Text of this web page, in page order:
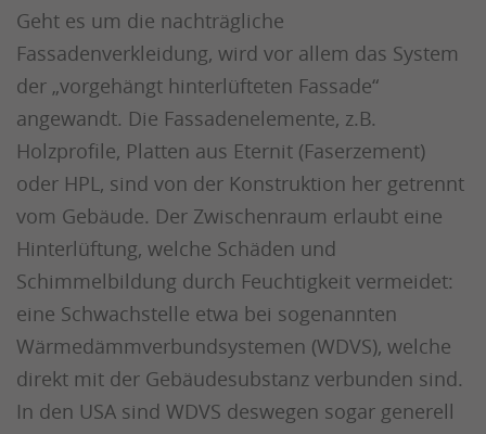
Geht es um die nachträgliche
Fassadenverkleidung, wird vor allem das System
der „vorgehängt hinterlüfteten Fassade“
angewandt. Die Fassadenelemente, z.B.
Holzprofile, Platten aus Eternit (Faserzement)
oder HPL, sind von der Konstruktion her getrennt
vom Gebäude. Der Zwischenraum erlaubt eine
Hinterlüftung, welche Schäden und
Schimmelbildung durch Feuchtigkeit vermeidet:
eine Schwachstelle etwa bei sogenannten
Wärmedämmverbundsystemen (WDVS), welche
direkt mit der Gebäudesubstanz verbunden sind.
In den USA sind WDVS deswegen sogar generell